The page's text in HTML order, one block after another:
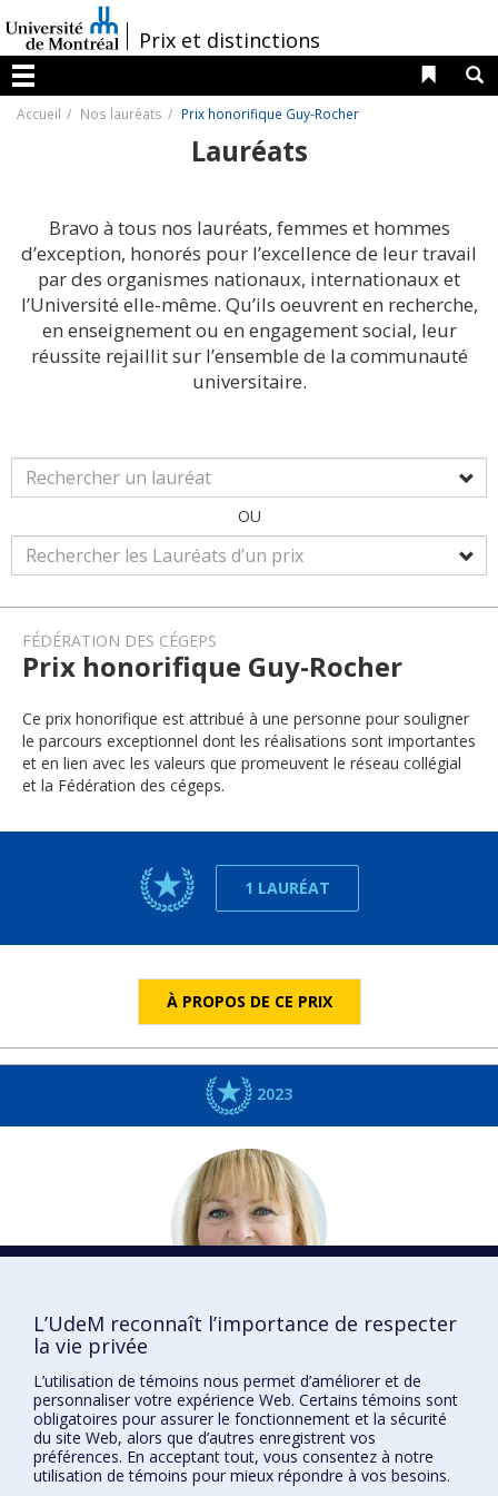
au
contenu
/Prix et distinctions
Menu
Liens
Accueil Nos lauréats Prix honorifique Guy-Rocher
Lauréats
Bravo à tous nos lauréats, femmes et hommes
d’exception, honorés pour l’excellence de leur travail
par des organismes nationaux, internationaux et
l’Université elle-même. Qu’ils oeuvrent en recherche,
en enseignement ou en engagement social, leur
réussite rejaillit sur l’ensemble de la communauté
universitaire.
OU
FÉDÉRATION DES CÉGEPS
Prix honorifique Guy-Rocher
Ce prix honorifique est attribué à une personne pour souligner
le parcours exceptionnel dont les réalisations sont importantes
et en lien avec les valeurs que promeuvent le réseau collégial
et la Fédération des cégeps.
1 LAURÉAT
À PROPOS DE CE PRIX
2023
Maryse LASSONDE
DISTINCTIONS
L’UdeM reconnaît l’importance de respecter
la vie privée
L’utilisation de témoins nous permet d’améliorer et de
personnaliser votre expérience Web. Certains témoins sont
obligatoires pour assurer le fonctionnement et la sécurité
du site Web, alors que d’autres enregistrent vos
préférences. En acceptant tout, vous consentez à notre
utilisation de témoins pour mieux répondre à vos besoins.